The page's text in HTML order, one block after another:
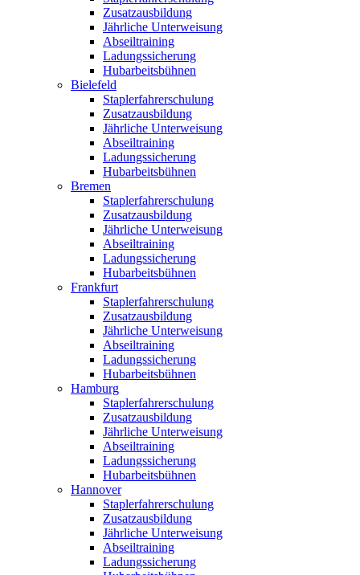
Zusatzausbildung
Jährliche Unterweisung
Abseiltraining
Ladungssicherung
Hubarbeitsbühnen
Bielefeld
Staplerfahrerschulung
Zusatzausbildung
Jährliche Unterweisung
Abseiltraining
Ladungssicherung
Hubarbeitsbühnen
Bremen
Staplerfahrerschulung
Zusatzausbildung
Jährliche Unterweisung
Abseiltraining
Ladungssicherung
Hubarbeitsbühnen
Frankfurt
Staplerfahrerschulung
Zusatzausbildung
Jährliche Unterweisung
Abseiltraining
Ladungssicherung
Hubarbeitsbühnen
Hamburg
Staplerfahrerschulung
Zusatzausbildung
Jährliche Unterweisung
Abseiltraining
Ladungssicherung
Hubarbeitsbühnen
Hannover
Staplerfahrerschulung
Zusatzausbildung
Jährliche Unterweisung
Abseiltraining
Ladungssicherung